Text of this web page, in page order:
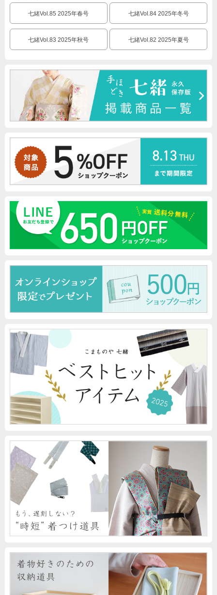
七緒Vol.85 2025年春号 七緒Vol.84 2025年冬号
七緒Vol.83 2025年秋号 七緒Vol.82 2025年夏号